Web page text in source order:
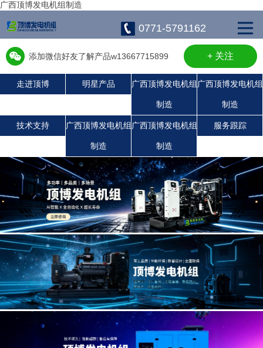
广西顶博发电机组制造
0771-5791162
添加微信好友了解产品w13667715899 + 关注
走进顶博 明星产品 广西顶博发电机组
制造
广西顶博发电机组
制造
技术支持 广西顶博发电机组
制造
广西顶博发电机组
制造
服务跟踪
广西顶博发电机组制造:静音发电机组
潍柴发电机组
珀金斯发电机组
广西顶博发电机组制造:沃尔沃发电机组
广西顶博发电机组制造:康明斯广西顶博发电机组制造
广西顶博发电机组制造:上柴发电机组
玉柴发电机组